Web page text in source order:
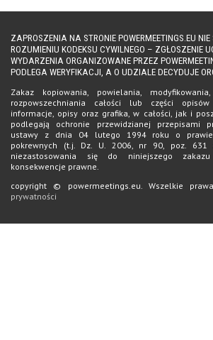
ZAPROSZENIA NA STRONIE POWERMEETINGS.EU
ROZUMIENIU KODEKSU CYWILNEGO – ZGŁOSZENIE
WYDARZENIA ORGANIZOWANE PRZEZ
PODLEGA WERYFIKACJI, A O UDZIALE DECYDUJE
Zakaz kopiowania, powielania,
rozpowszechniania całości lub części
informacje, opisy oraz grafika, w całości, jak i
podlegają ochronie przewidzianej przepisami
ustawy z dnia 04 lutego 1994 roku o
pokrewnych (t.j. Dz. U. 2006, nr 90, poz. 631
niezastosowania się do niniejszego
konsekwencje prawne.
copyright © powermeetings.eu. Wszelkie
prywatności